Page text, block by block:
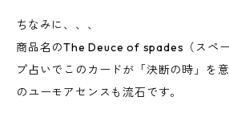
ちなみに、、、
商品名のThe Deuce of spades（スペ
プ占いでこのカードが「決断の時」を
のユーモアセンスも流石です。